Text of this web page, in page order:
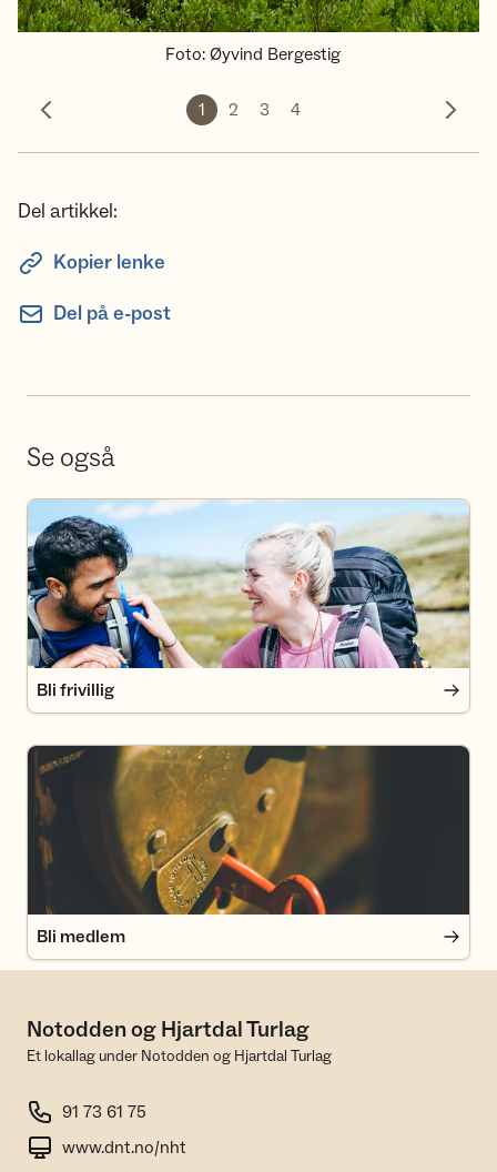
Foto: Øyvind Bergestig
Forrige bilde
1 2 3 4
Del artikkel:
Kopier lenke
Del på e-post
Se også
Bli frivillig
Bli frivillig
Bli medlem
Bli medlem
Notodden og Hjartdal Turlag
Et lokallag under Notodden og Hjartdal Turlag
91 73 61 75
www.dnt.no/nht